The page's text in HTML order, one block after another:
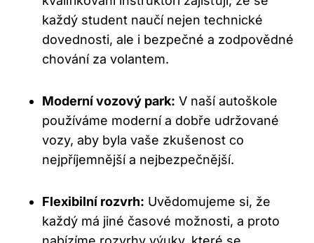
každý student naučí nejen technické
dovednosti, ale i bezpečné a zodpovědné
chování za volantem.
Moderní vozový park: V naší autoškole
používáme moderní a dobře udržované
vozy, aby byla vaše zkušenost co
nejpříjemnější a nejbezpečnější.
Flexibilní rozvrh: Uvědomujeme si, že
každý má jiné časové možnosti, a proto